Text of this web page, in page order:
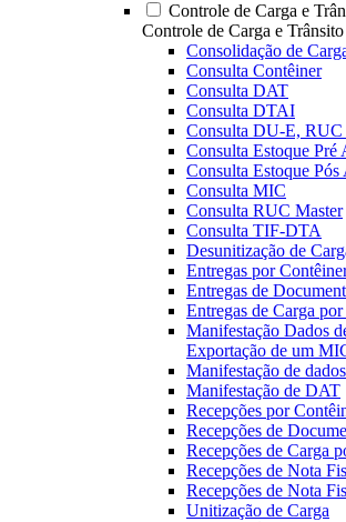
Controle de Carga e
Controle de Carga e
Consolidação de
Consulta Contêiner
Consulta DAT
Consulta DTAI
Consulta DU-E,
Consulta Estoque Pré
Consulta Estoque
Consulta MIC
Consulta RUC Master
Consulta TIF-DTA
Desunitização de
Entregas por
Entregas de
Entregas de Carga
Manifestação Dados
Exportação de um
Manifestação de
Manifestação de DAT
Recepções por
Recepções de
Recepções de Carga
Recepções de Nota
Recepções de Nota
Unitização de Carga